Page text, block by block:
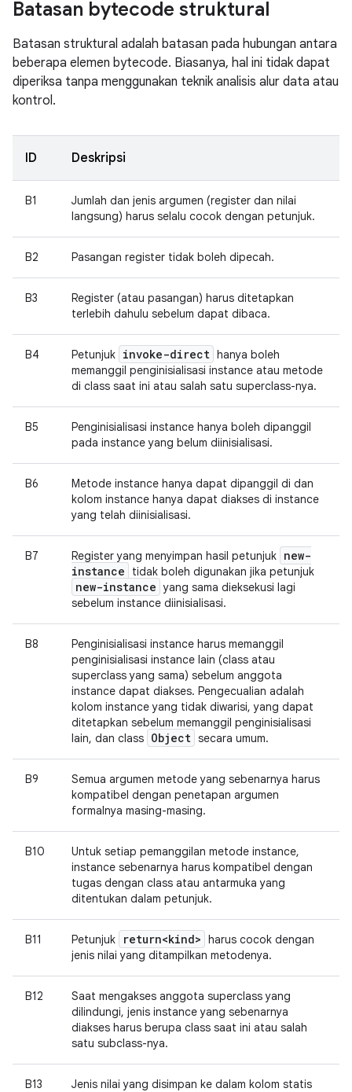
Batasan bytecode struktural
Batasan struktural adalah batasan pada hubungan antara
beberapa elemen bytecode. Biasanya, hal ini tidak dapat
diperiksa tanpa menggunakan teknik analisis alur data atau
kontrol.
ID Deskripsi
B1
Jumlah dan jenis argumen (register dan nilai
langsung) harus selalu cocok dengan petunjuk.
B2 Pasangan register tidak boleh dipecah.
B3
Register (atau pasangan) harus ditetapkan
terlebih dahulu sebelum dapat dibaca.
B4 Petunjuk invoke-direct hanya boleh
memanggil penginisialisasi instance atau metode
di class saat ini atau salah satu superclass-nya.
B5
Penginisialisasi instance hanya boleh dipanggil
pada instance yang belum diinisialisasi.
B6
Metode instance hanya dapat dipanggil di dan
kolom instance hanya dapat diakses di instance
yang telah diinisialisasi.
B7 Register yang menyimpan hasil petunjuk new-
instance
tidak boleh digunakan jika petunjuk
new-instance yang sama dieksekusi lagi
sebelum instance diinisialisasi.
B8
Penginisialisasi instance harus memanggil
penginisialisasi instance lain (class atau
superclass yang sama) sebelum anggota
instance dapat diakses. Pengecualian adalah
kolom instance yang tidak diwarisi, yang dapat
ditetapkan sebelum memanggil penginisialisasi
lain, dan class Object secara umum.
B9
Semua argumen metode yang sebenarnya harus
kompatibel dengan penetapan argumen
formalnya masing-masing.
B10
Untuk setiap pemanggilan metode instance,
instance sebenarnya harus kompatibel dengan
tugas dengan class atau antarmuka yang
ditentukan dalam petunjuk.
B11 Petunjuk return<kind> harus cocok dengan
jenis nilai yang ditampilkan metodenya.
B12
Saat mengakses anggota superclass yang
dilindungi, jenis instance yang sebenarnya
diakses harus berupa class saat ini atau salah
satu subclass-nya.
B13
Jenis nilai yang disimpan ke dalam kolom statis